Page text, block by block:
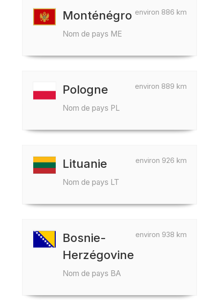
environ 886 km
Monténégro
Nom de pays ME
environ 889 km
Pologne
Nom de pays PL
environ 926 km
Lituanie
Nom de pays LT
environ 938 km
Bosnie-
Herzégovine
Nom de pays BA